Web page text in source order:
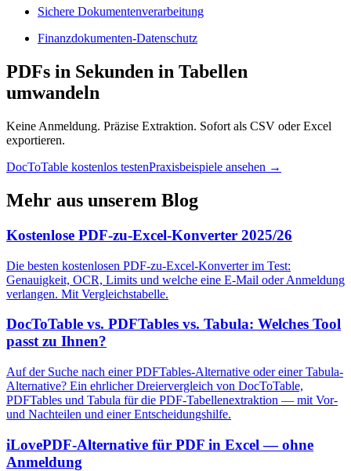
Sichere Dokumentenverarbeitung
Finanzdokumenten-Datenschutz
PDFs in Sekunden in Tabellen
umwandeln
Keine Anmeldung. Präzise Extraktion. Sofort als CSV oder Excel
exportieren.
DocToTable kostenlos testenPraxisbeispiele ansehen →
Mehr aus unserem Blog
Kostenlose PDF-zu-Excel-Konverter 2025/26
Die besten kostenlosen PDF-zu-Excel-Konverter im Test:
Genauigkeit, OCR, Limits und welche eine E-Mail oder Anmeldung
verlangen. Mit Vergleichstabelle.
DocToTable vs. PDFTables vs. Tabula: Welches Tool
passt zu Ihnen?
Auf der Suche nach einer PDFTables-Alternative oder einer Tabula-
Alternative? Ein ehrlicher Dreiervergleich von DocToTable,
PDFTables und Tabula für die PDF-Tabellenextraktion — mit Vor-
und Nachteilen und einer Entscheidungshilfe.
iLovePDF-Alternative für PDF in Excel — ohne
Anmeldung